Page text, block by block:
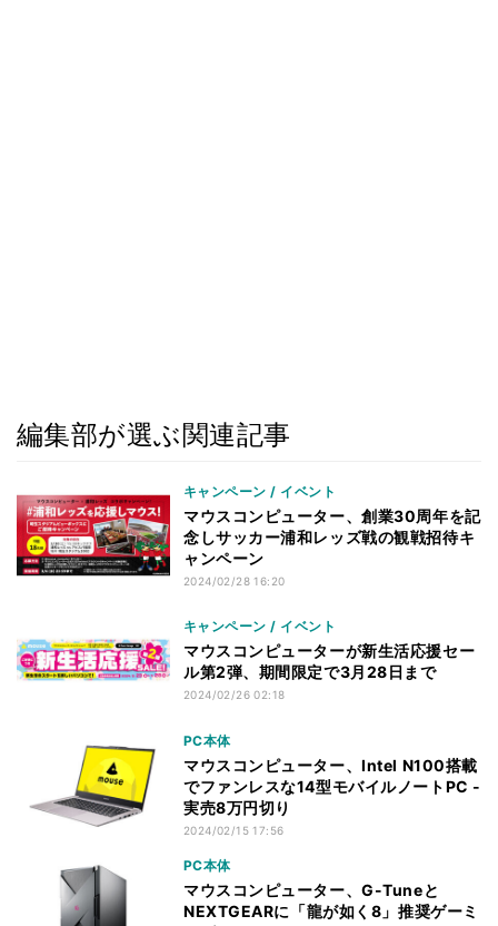
編集部が選ぶ関連記事
キャンペーン / イベント
マウスコンピューター、創業30周年を記
念しサッカー浦和レッズ戦の観戦招待キ
ャンペーン
2024/02/28 16:20
キャンペーン / イベント
マウスコンピューターが新生活応援セー
ル第2弾、期間限定で3月28日まで
2024/02/26 02:18
PC本体
マウスコンピューター、Intel N100搭載
でファンレスな14型モバイルノートPC -
実売8万円切り
2024/02/15 17:56
PC本体
マウスコンピューター、G-Tuneと
NEXTGEARに「龍が如く8」推奨ゲーミ